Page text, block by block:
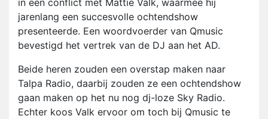
in een conflict met Mattie Valk, waarmee hij
jarenlang een succesvolle ochtendshow
presenteerde. Een woordvoerder van Qmusic
bevestigd het vertrek van de DJ aan het AD.
Beide heren zouden een overstap maken naar
Talpa Radio, daarbij zouden ze een ochtendshow
gaan maken op het nu nog dj-loze Sky Radio.
Echter koos Valk ervoor om toch bij Qmusic te